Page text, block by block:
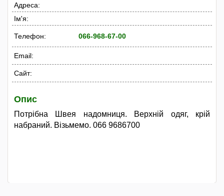
Адреса:
Ім'я:
Телефон: 066-968-67-00
Email:
Сайт:
Опис
Потрібна Швея надомниця. Верхній одяг, крій
набраний. Візьмемо. 066 9686700